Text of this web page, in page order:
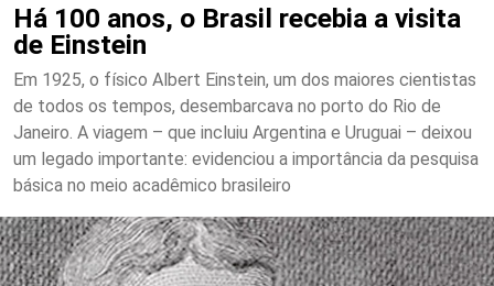
Há 100 anos, o Brasil recebia a visita
de Einstein
Em 1925, o físico Albert Einstein, um dos maiores cientistas
de todos os tempos, desembarcava no porto do Rio de
Janeiro. A viagem – que incluiu Argentina e Uruguai – deixou
um legado importante: evidenciou a importância da pesquisa
básica no meio acadêmico brasileiro